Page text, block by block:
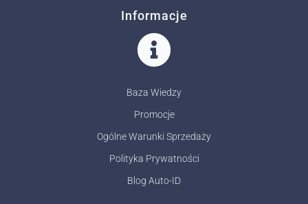
Informacje
Baza Wiedzy
Promocje
Ogólne Warunki Sprzedaży
Polityka Prywatności
Blog Auto-ID